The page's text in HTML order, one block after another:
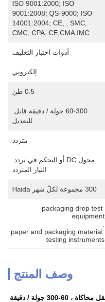
ISO 9001:2000; ISO
9001:2008; QS-9000; ISO
14001:2004; CE, , SMC,
CMC, CPA, CE,CMA,IMC
أدوات اختبار التغليف
إلكتروني
0.5 طن
للتعديل
متردد
التيار المتردد
300 مجموعة لكلّ شهر Haida
packaging drop test
equipment
paper and packaging material
testing instruments
وصف المنتج